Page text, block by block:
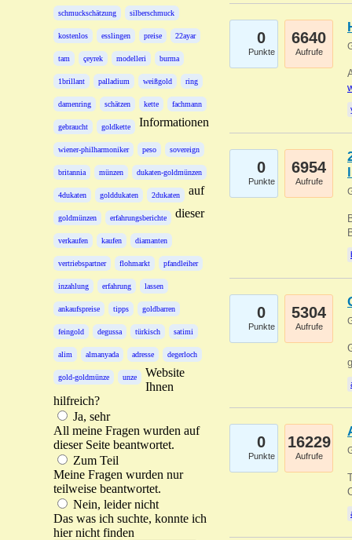
schmuckschätzung silberschmuck
kostenlos esslingen preise 22ayar
tam çeyrek modelleri burma
1brillant palladium weißgold ring
damenring schätzen kette fachmann
gebraucht goldkette
wiener-philharmoniker peso sovereign
britannia münzen dukaten-goldmünzen
4dukaten golddukaten 2dukaten
goldmünzen erfahrungsberichte
verkaufen kaufen diamanten
vertriebspartner flohmarkt pfandleiher
inzahlung erfahrung lassen
ankaufspreise tipps goldbarren
feingold degussa türkisch satimi
alim almanyada adresse degerloch
gold-goldmünze unze
Informationen
auf
dieser
Website
Ihnen
hilfreich?
Ja, sehr
All meine Fragen wurden auf
dieser Seite beantwortet.
Zum Teil
Meine Fragen wurden nur
teilweise beantwortet.
Nein, leider nicht
Das was ich suchte, konnte ich
hier nicht finden
0
Punkte
6640
Aufrufe
0
Punkte
6954
Aufrufe
0
Punkte
5304
Aufrufe
0
Punkte
16229
Aufrufe